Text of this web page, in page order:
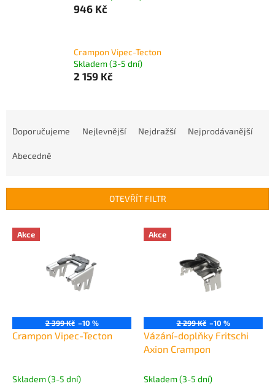
946 Kč
Crampon Vipec-Tecton
Skladem (3-5 dní)
2 159 Kč
r
Doporučujeme Nejlevnější Nejdražší Nejprodávanější
Abecedně
OTEVŘÍT FILTR
V Akce
2 399 Kč –10 %
Crampon Vipec-Tecton
Skladem (3-5 dní)
Akce
2 299 Kč –10 %
Vázání-doplňky Fritschi
Axion Crampon
Skladem (3-5 dní)